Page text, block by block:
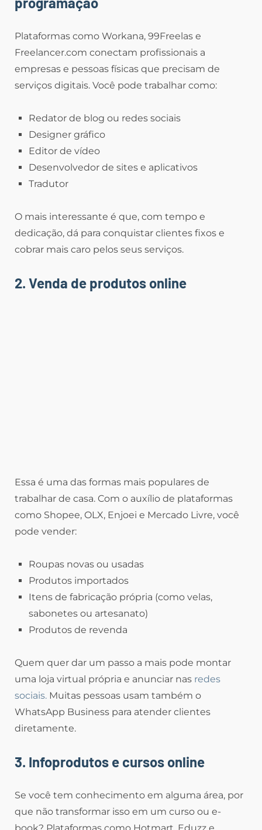
Plataformas como Workana, 99Freelas e
Freelancer.com conectam profissionais a
empresas e pessoas físicas que precisam de
serviços digitais. Você pode trabalhar como:
Redator de blog ou redes sociais
Designer gráfico
Editor de vídeo
Desenvolvedor de sites e aplicativos
Tradutor
O mais interessante é que, com tempo e
dedicação, dá para conquistar clientes fixos e
cobrar mais caro pelos seus serviços.
2. Venda de produtos online
Essa é uma das formas mais populares de
trabalhar de casa. Com o auxílio de plataformas
como Shopee, OLX, Enjoei e Mercado Livre, você
pode vender:
Roupas novas ou usadas
Produtos importados
Itens de fabricação própria (como velas,
sabonetes ou artesanato)
Produtos de revenda
Quem quer dar um passo a mais pode montar
uma loja virtual própria e anunciar nas redes
sociais. Muitas pessoas usam também o
WhatsApp Business para atender clientes
diretamente.
3. Infoprodutos e cursos online
Se você tem conhecimento em alguma área, por
que não transformar isso em um curso ou e-